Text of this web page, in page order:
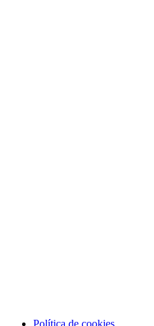
Política de cookies